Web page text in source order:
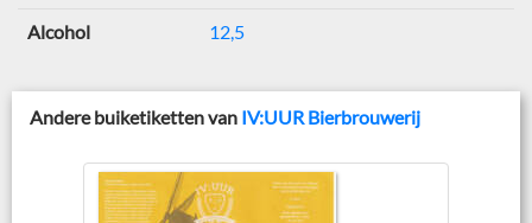
Alcohol 12,5
Andere buiketiketten van IV:UUR Bierbrouwerij